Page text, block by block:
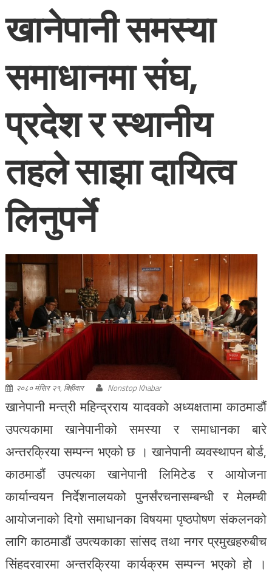
खानेपानी समस्या
समाधानमा संघ,
प्रदेश र स्थानीय
तहले साझा दायित्व
लिनुपर्ने
२०८० मंसिर २१, बिहीवार Nonstop Khabar
खानेपानी मन्त्री महिन्द्रराय यादवको अध्यक्षतामा काठमाडौं
उपत्यकामा खानेपानीको समस्या र समाधानका बारे
अन्तरक्रिया सम्पन्न भएको छ । खानेपानी व्यवस्थापन बोर्ड,
काठमाडौं उपत्यका खानेपानी लिमिटेड र आयोजना
कार्यान्वयन निर्देशनालयको पुनर्संरचनासम्बन्धी र मेलम्ची
आयोजनाको दिगो समाधानका विषयमा पृष्ठपोषण संकलनको
लागि काठमाडौं उपत्यकाका सांसद तथा नगर प्रमुखहरुबीच
सिंहदरवारमा अन्तरक्रिया कार्यक्रम सम्पन्न भएको हो ।